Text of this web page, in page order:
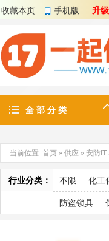
收藏本页 手机版 升
全 部 分 类
当前位置: 首页 » 供应 » 安防IT
行业分类： 不限 化工
防盗锁具